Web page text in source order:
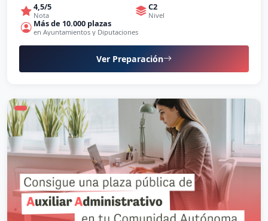
4,5/5
Nota
C2
Nivel
Más de 10.000 plazas
en Ayuntamientos y Diputaciones
Ver Preparación